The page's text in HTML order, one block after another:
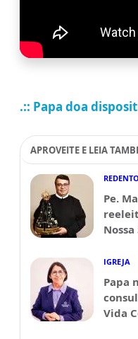
.:: Papa doa
APROVEITE E LEIA
Pe.
IGREJA
Papa
Vida